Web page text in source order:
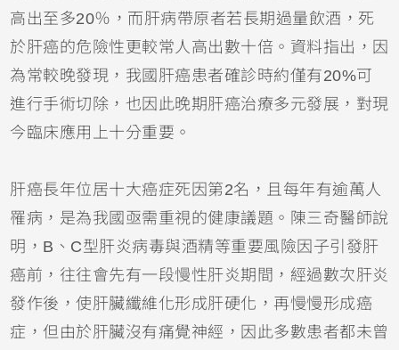
高出至多20％，而肝病帶原者若長期過量飲酒，死
於肝癌的危險性更較常人高出數十倍。資料指出，因
為常較晚發現，我國肝癌患者確診時約僅有20%可
進行手術切除，也因此晚期肝癌治療多元發展，對現
今臨床應用上十分重要。
肝癌長年位居十大癌症死因第2名，且每年有逾萬人
罹病，是為我國亟需重視的健康議題。陳三奇醫師說
明，B、C型肝炎病毒與酒精等重要風險因子引發肝
癌前，往往會先有一段慢性肝炎期間，經過數次肝炎
發作後，使肝臟纖維化形成肝硬化，再慢慢形成癌
症，但由於肝臟沒有痛覺神經，因此多數患者都未曾